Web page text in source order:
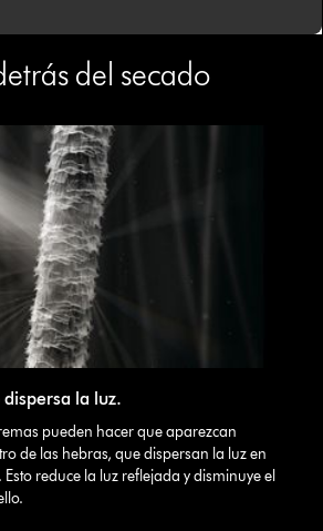
del secado
dispersa la luz.
pueden hacer que aparezcan
de las hebras, que dispersan la luz en
reduce la luz reflejada y disminuye el